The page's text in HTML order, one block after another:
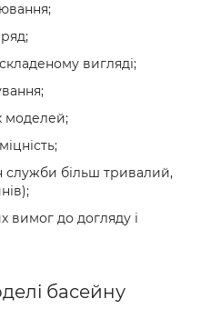
вигляді;
моделей;
служби більш тривалий,
вимог до догляду і
басейну